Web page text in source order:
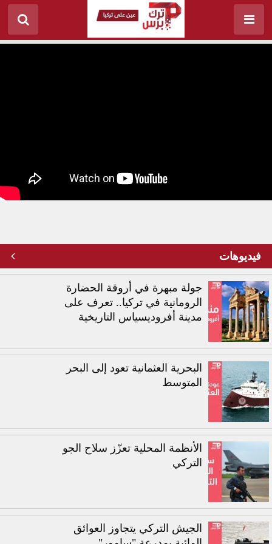
تركيا تغرق دبابة أمريكية على سواحل تركيا .. ما هو
السبب؟
فيديوهات
جولة مبهرة في أروقة الحضارة
الرومانية في تركيا.. تعرف على
مدينة أفروديسياس التاريخية
البحرية العثمانية تعود إلى البحر
المتوسط
الأنظمة المحلية تعزّز سلاح الجو
التركي
الجيش التركي يتجاوز العوائق